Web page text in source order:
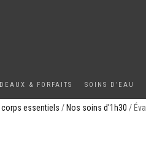
& FORFAITS SOINS D’EAU
corps essentiels / Nos soins d'1h30 /